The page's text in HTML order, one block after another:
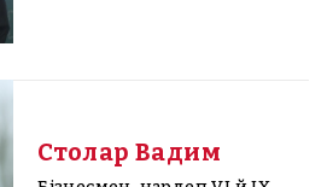
Столар Вадим